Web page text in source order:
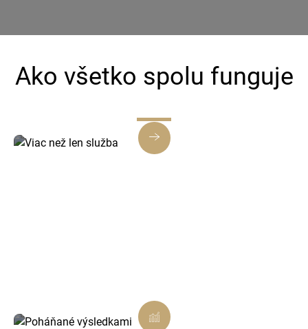
Ako všetko spolu funguje